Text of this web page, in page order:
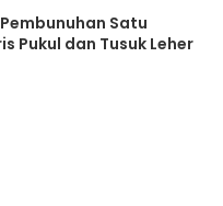
Satu
Pukul dan Tusuk Leher